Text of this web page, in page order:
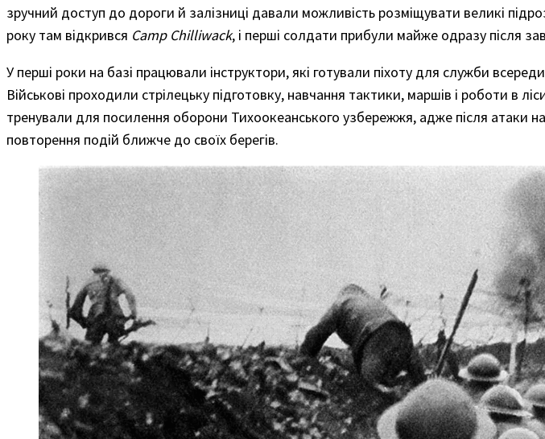
зручний доступ до дороги й залізниці давали можливість розміщувати великі
року там відкрився Camp Chilliwack, і перші солдати прибули майже одразу після
У перші роки на базі працювали інструктори, які готували піхоту для служби
Військові проходили стрілецьку підготовку, навчання тактики, маршів і роботи в
тренували для посилення оборони Тихоокеанського узбережжя, адже після атаки
повторення подій ближче до своїх берегів.